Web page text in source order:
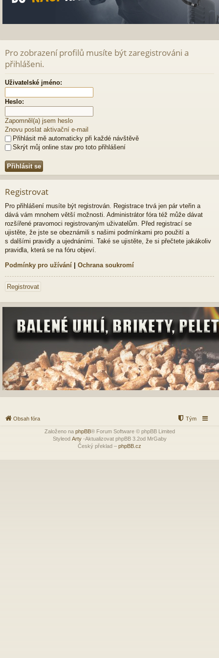
Pro zobrazení profilů musíte být zaregistrováni a
přihlášeni.
Uživatelské jméno:
Heslo:
Zapomněl(a) jsem heslo
Znovu poslat aktivační e-mail
Přihlásit mě automaticky při každé návštěvě
Skrýt můj online stav pro toto přihlášení
Registrovat
Pro přihlášení musíte být registrován. Registrace trvá jen pár vteřin a
dává vám mnohem větší možnosti. Administrátor fóra též může dávat
rozšířené pravomoci registrovaným uživatelům. Před registrací se
ujistěte, že jste se obeznámili s našimi podmínkami pro použití a
s dalšími pravidly a ujednáními. Také se ujistěte, že si přečtete jakákoliv
pravidla, která se na fóru objeví.
Podmínky pro užívání | Ochrana soukromí
Registrovat
Obsah fóra Tým
Založeno na phpBB® Forum Software © phpBB Limited
Styleod Arty-Aktualizovat phpBB 3.2od MrGaby
Český překlad – phpBB.cz